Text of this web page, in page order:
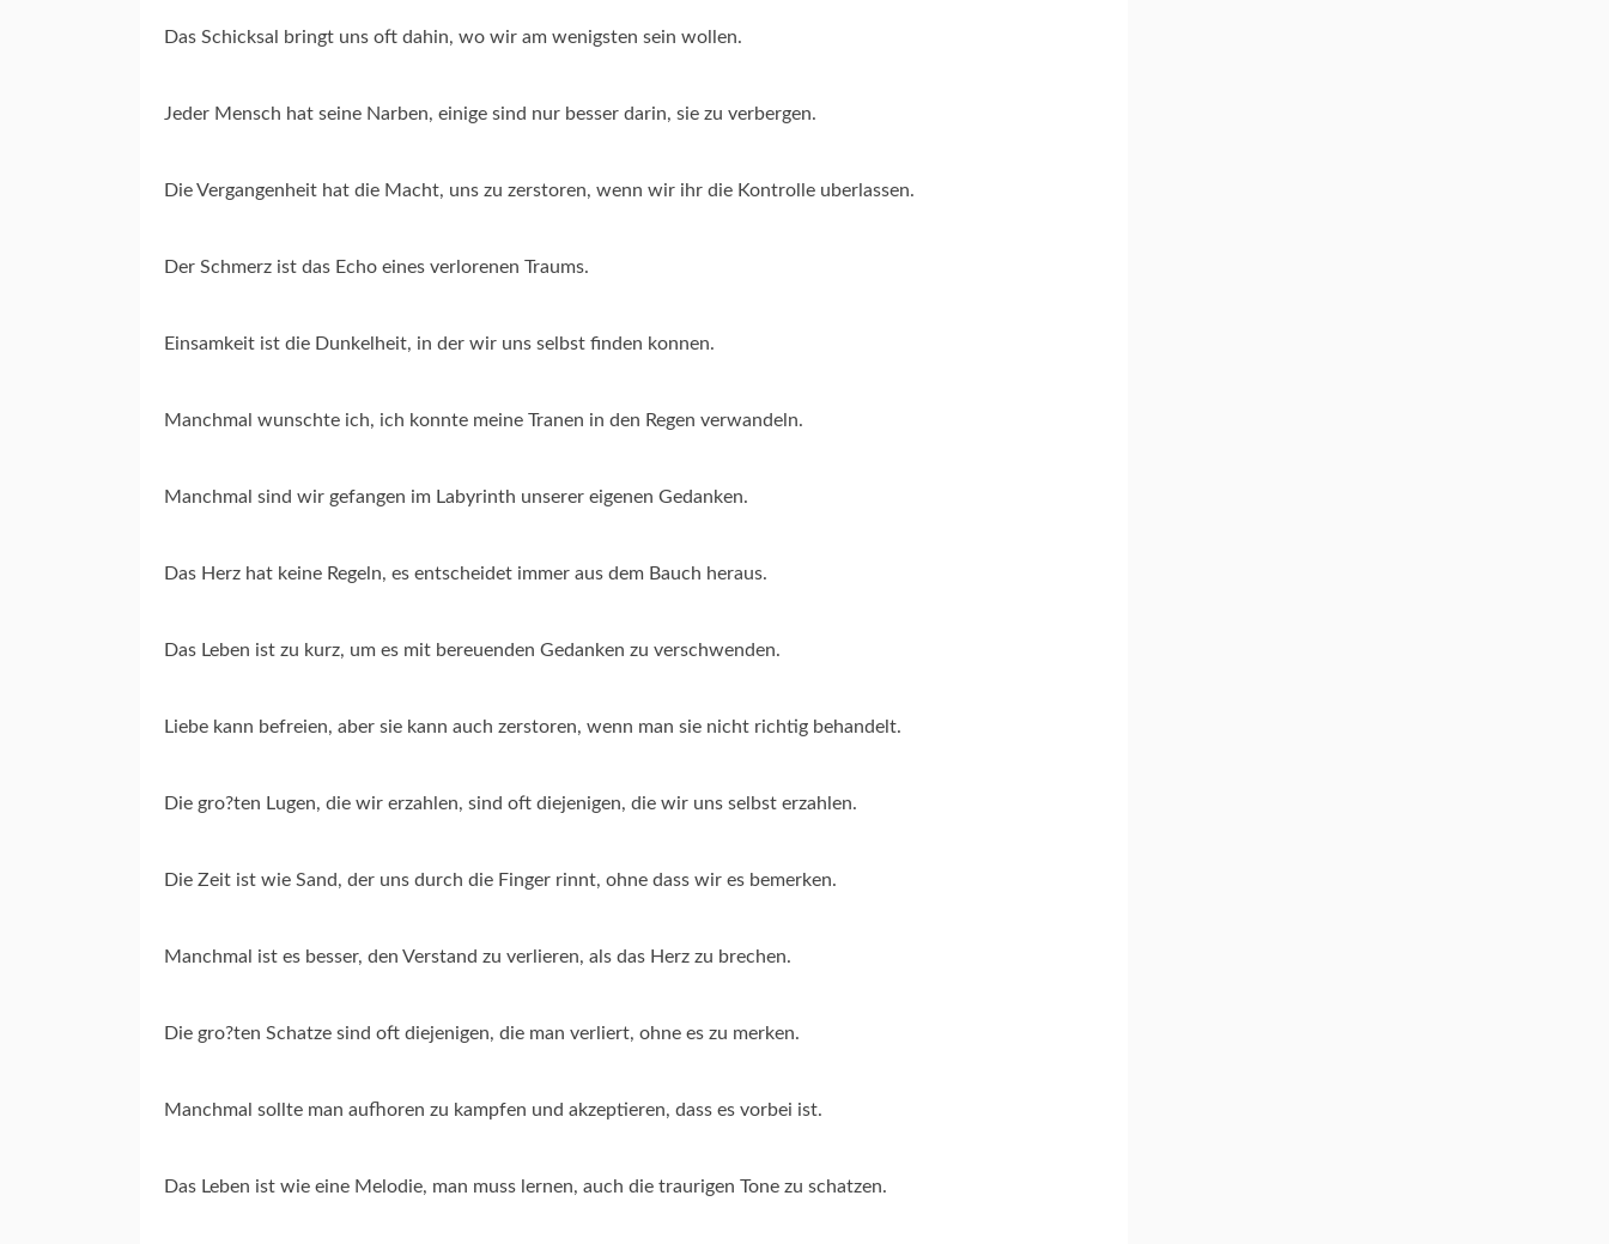
Das Schicksal bringt uns oft dahin, wo wir am wenigsten sein wollen.
Jeder Mensch hat seine Narben, einige sind nur besser darin, sie zu verbergen.
Die Vergangenheit hat die Macht, uns zu zerstoren, wenn wir ihr die Kontrolle uberlassen.
Der Schmerz ist das Echo eines verlorenen Traums.
Einsamkeit ist die Dunkelheit, in der wir uns selbst finden konnen.
Manchmal wunschte ich, ich konnte meine Tranen in den Regen verwandeln.
Manchmal sind wir gefangen im Labyrinth unserer eigenen Gedanken.
Das Herz hat keine Regeln, es entscheidet immer aus dem Bauch heraus.
Das Leben ist zu kurz, um es mit bereuenden Gedanken zu verschwenden.
Liebe kann befreien, aber sie kann auch zerstoren, wenn man sie nicht richtig behandelt.
Die gro?ten Lugen, die wir erzahlen, sind oft diejenigen, die wir uns selbst erzahlen.
Die Zeit ist wie Sand, der uns durch die Finger rinnt, ohne dass wir es bemerken.
Manchmal ist es besser, den Verstand zu verlieren, als das Herz zu brechen.
Die gro?ten Schatze sind oft diejenigen, die man verliert, ohne es zu merken.
Manchmal sollte man aufhoren zu kampfen und akzeptieren, dass es vorbei ist.
Das Leben ist wie eine Melodie, man muss lernen, auch die traurigen Tone zu schatzen.